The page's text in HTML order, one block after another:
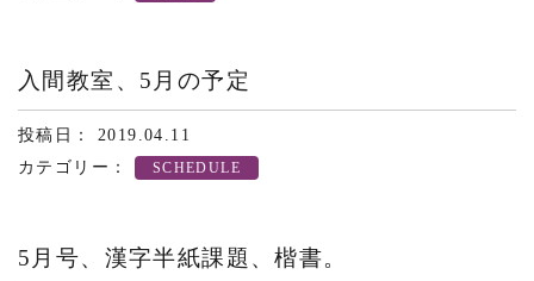
入間教室、5月の予定
投稿日： 2019.04.11
カテゴリー：
SCHEDULE
5月号、漢字半紙課題、楷書。